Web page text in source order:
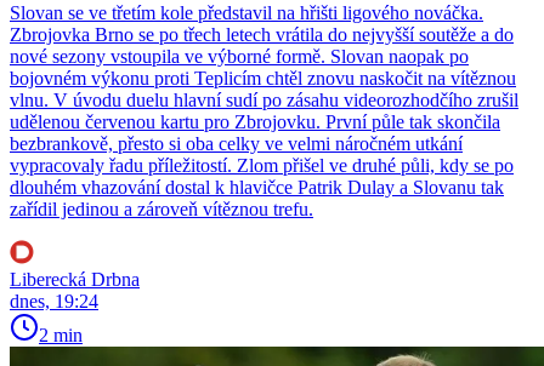
Slovan se ve třetím kole představil na hřišti ligového nováčka.
Zbrojovka Brno se po třech letech vrátila do nejvyšší soutěže a do
nové sezony vstoupila ve výborné formě. Slovan naopak po
bojovném výkonu proti Teplicím chtěl znovu naskočit na vítěznou
vlnu. V úvodu duelu hlavní sudí po zásahu videorozhodčího zrušil
udělenou červenou kartu pro Zbrojovku. První půle tak skončila
bezbrankově, přesto si oba celky ve velmi náročném utkání
vypracovaly řadu příležitostí. Zlom přišel ve druhé půli, kdy se po
dlouhém vhazování dostal k hlavičce Patrik Dulay a Slovanu tak
zařídil jedinou a zároveň vítěznou trefu.
Liberecká Drbna
dnes, 19:24
2 min